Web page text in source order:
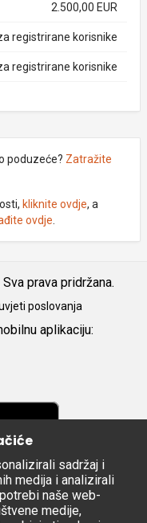
2.500,00 EUR
registrirane korisnike
registrirane korisnike
poduzeće? Zatražite
kliknite ovdje, a
ovdje
prava pridržana.
poslovanja
aplikaciju:
sadržaj i
medija i analizirali
naše web-
medije,